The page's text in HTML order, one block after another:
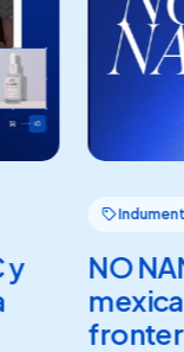
Indumentaria
NO